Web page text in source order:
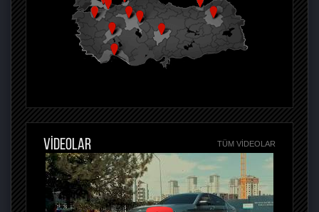
VİDEOLAR TÜM VIDEOLAR